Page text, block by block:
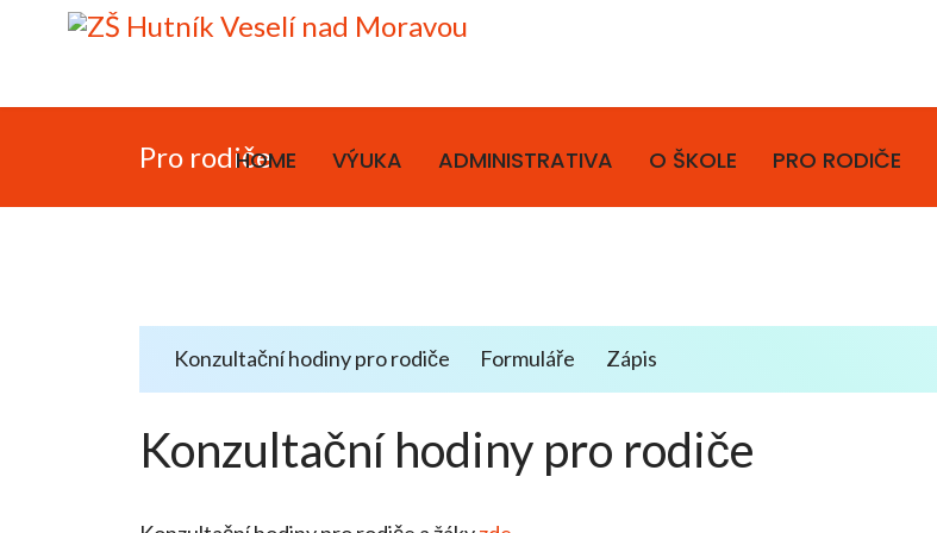
HOME VÝUKA ADMINISTRATIVA O ŠKOLE PRO RODIČE
Pro rodiče
Konzultační hodiny pro rodiče Formuláře Zápis
Konzultační hodiny pro rodiče